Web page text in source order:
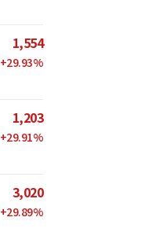
1,554
+29.93%
1,203
+29.91%
3,020
+29.89%